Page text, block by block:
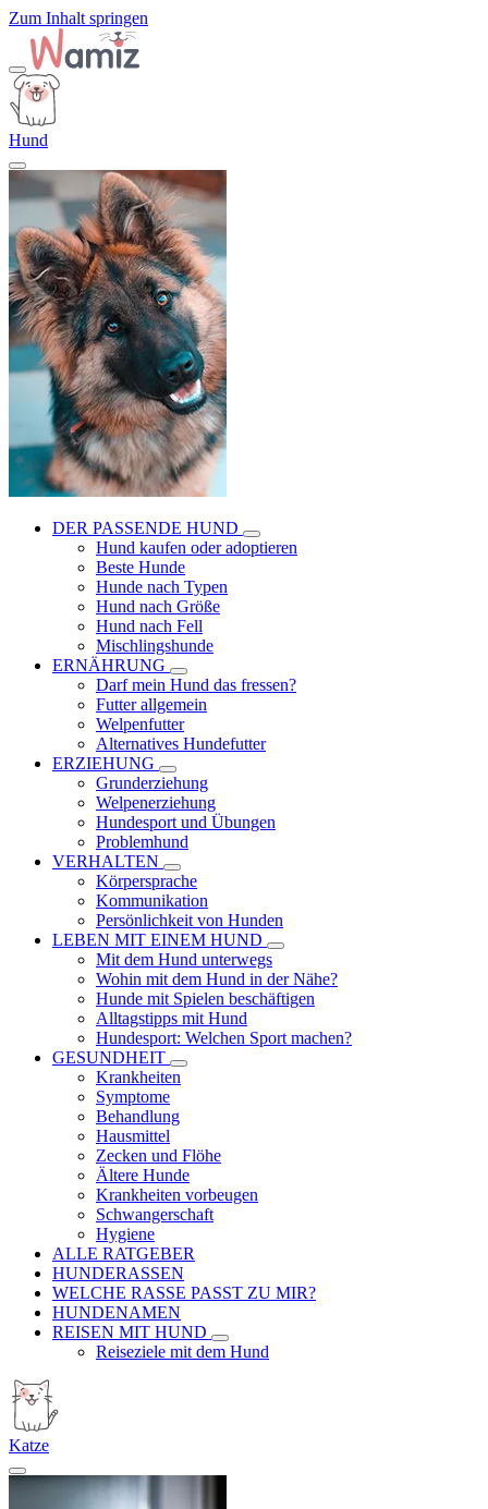
Zum Inhalt springen
Hund
DER PASSENDE HUND
Hund kaufen oder adoptieren
Beste Hunde
Hunde nach Typen
Hund nach Größe
Hund nach Fell
Mischlingshunde
ERNÄHRUNG
Darf mein Hund das fressen?
Futter allgemein
Welpenfutter
Alternatives Hundefutter
ERZIEHUNG
Grunderziehung
Welpenerziehung
Hundesport und Übungen
Problemhund
VERHALTEN
Körpersprache
Kommunikation
Persönlichkeit von Hunden
LEBEN MIT EINEM HUND
Mit dem Hund unterwegs
Wohin mit dem Hund in der Nähe?
Hunde mit Spielen beschäftigen
Alltagstipps mit Hund
Hundesport: Welchen Sport machen?
GESUNDHEIT
Krankheiten
Symptome
Behandlung
Hausmittel
Zecken und Flöhe
Ältere Hunde
Krankheiten vorbeugen
Schwangerschaft
Hygiene
ALLE RATGEBER
HUNDERASSEN
WELCHE RASSE PASST ZU MIR?
HUNDENAMEN
REISEN MIT HUND
Reiseziele mit dem Hund
Katze